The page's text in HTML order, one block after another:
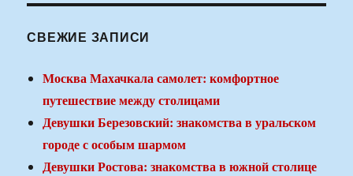
СВЕЖИЕ ЗАПИСИ
Москва Махачкала самолет: комфортное
путешествие между столицами
Девушки Березовский: знакомства в уральском
городе с особым шармом
Девушки Ростова: знакомства в южной столице